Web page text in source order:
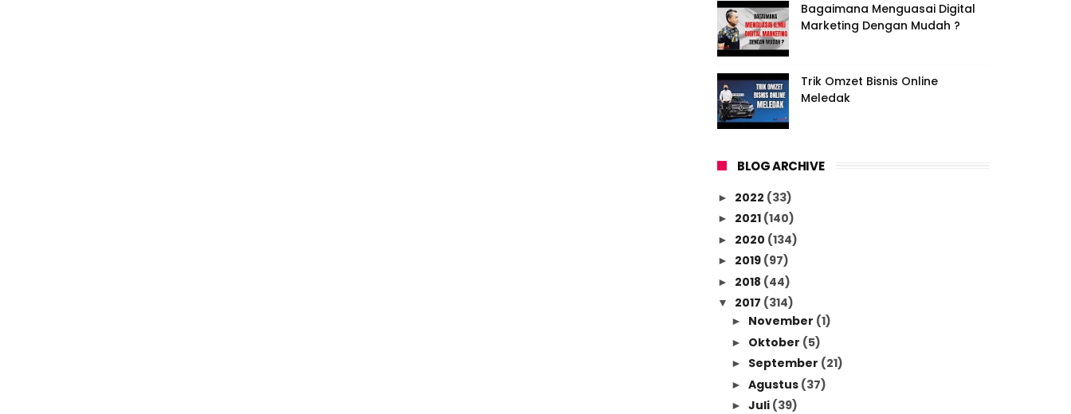
Bagaimana Menguasai Digital
Marketing Dengan Mudah ?
Trik Omzet Bisnis Online
Meledak
BLOG ARCHIVE
► 2022 (33)
► 2021 (140)
► 2020 (134)
► 2019 (97)
► 2018 (44)
▼ 2017 (314)
► November (1)
► Oktober (5)
► September (21)
► Agustus (37)
► Juli (39)